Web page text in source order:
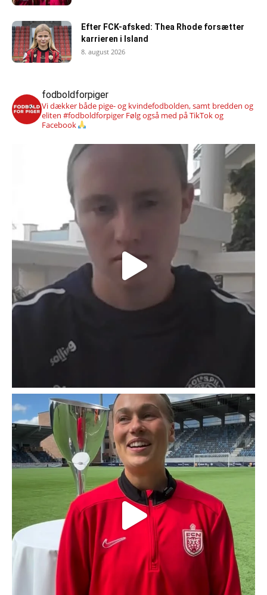
Efter FCK-afsked: Thea Rhode forsætter
karrieren i Island
8. august 2026
fodboldforpiger
Vi dækker både pige- og kvindefodbolden, samt bredden og
eliten #fodboldforpiger Følg også med på TikTok og
Facebook